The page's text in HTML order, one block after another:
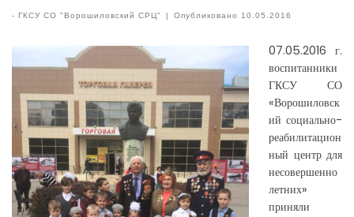
- ГКСУ СО "Ворошиловский СРЦ" | Опубликовано 10.05.2016
07.05.2016 г.
воспитанники
ГКСУ СО
«Ворошиловск
ий социально-
реабилитацион
ный центр для
несовершенно
летних»
приняли